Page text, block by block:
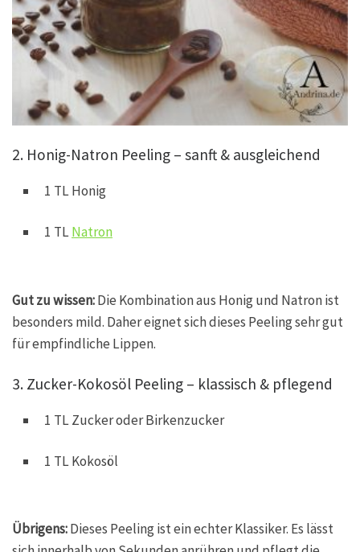
2. Honig-Natron Peeling – sanft & ausgleichend
1 TL Honig
1 TLNatron
Gut zu wissen:Die Kombination aus Honig und Natron ist
besonders mild. Daher eignet sich dieses Peeling sehr gut
für empfindliche Lippen.
3. Zucker-Kokosöl Peeling – klassisch & pflegend
1 TL Zucker oder Birkenzucker
1 TL Kokosöl
Übrigens:Dieses Peeling ist ein echter Klassiker. Es lässt